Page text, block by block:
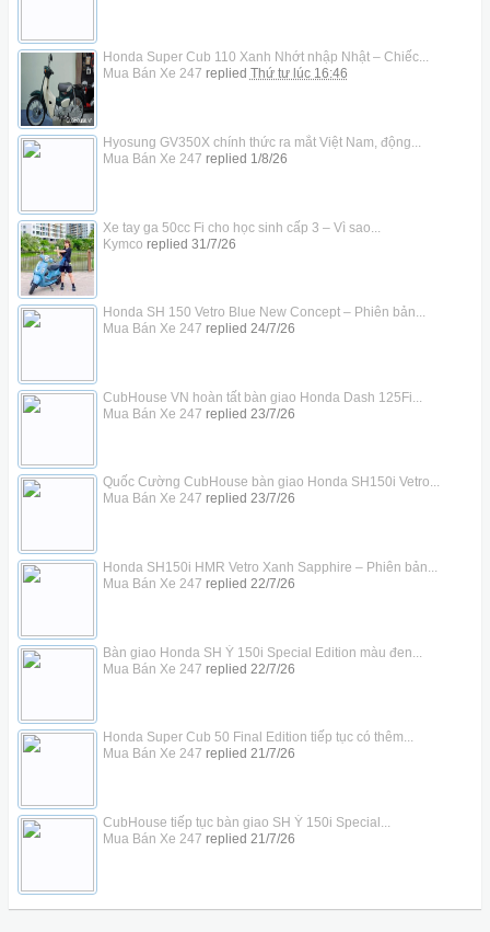
Honda Super Cub 110 Xanh Nhớt nhập Nhật – Chiếc...
Mua Bán Xe 247 replied Thứ tư lúc 16:46
Hyosung GV350X chính thức ra mắt Việt Nam, động...
Mua Bán Xe 247 replied 1/8/26
Xe tay ga 50cc Fi cho học sinh cấp 3 – Vì sao...
Kymco replied 31/7/26
Honda SH 150 Vetro Blue New Concept – Phiên bản...
Mua Bán Xe 247 replied 24/7/26
CubHouse VN hoàn tất bàn giao Honda Dash 125Fi...
Mua Bán Xe 247 replied 23/7/26
Quốc Cường CubHouse bàn giao Honda SH150i Vetro...
Mua Bán Xe 247 replied 23/7/26
Honda SH150i HMR Vetro Xanh Sapphire – Phiên bản...
Mua Bán Xe 247 replied 22/7/26
Bàn giao Honda SH Ý 150i Special Edition màu đen...
Mua Bán Xe 247 replied 22/7/26
Honda Super Cub 50 Final Edition tiếp tục có thêm...
Mua Bán Xe 247 replied 21/7/26
CubHouse tiếp tục bàn giao SH Ý 150i Special...
Mua Bán Xe 247 replied 21/7/26